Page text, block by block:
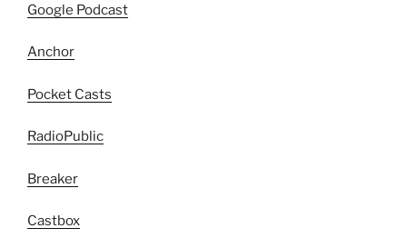
Google Podcast
Anchor
Pocket Casts
RadioPublic
Breaker
Castbox